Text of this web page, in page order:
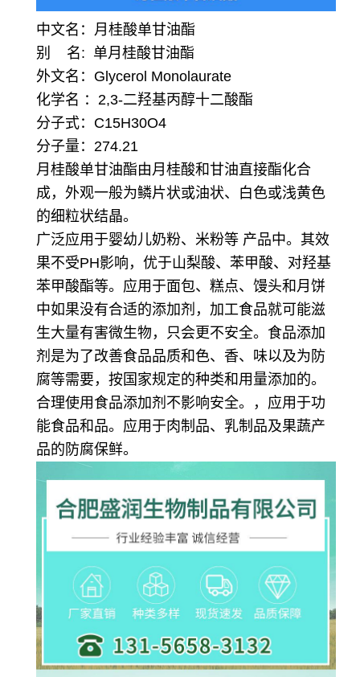
中文名：月桂酸单甘油酯
别 名: 单月桂酸甘油酯
外文名：Glycerol Monolaurate
化学名 ：2,3-二羟基丙醇十二酸酯
分子式：C15H30O4
分子量：274.21
月桂酸单甘油酯由月桂酸和甘油直接酯化合
成，外观一般为鳞片状或油状、白色或浅黄色
的细粒状结晶。
广泛应用于婴幼儿奶粉、米粉等 产品中。其效
果不受PH影响，优于山梨酸、苯甲酸、对羟基
苯甲酸酯等。应用于面包、糕点、馒头和月饼
中如果没有合适的添加剂，加工食品就可能滋
生大量有害微生物，只会更不安全。食品添加
剂是为了改善食品品质和色、香、味以及为防
腐等需要，按国家规定的种类和用量添加的。
合理使用食品添加剂不影响安全。，应用于功
能食品和品。应用于肉制品、乳制品及果蔬产
品的防腐保鲜。